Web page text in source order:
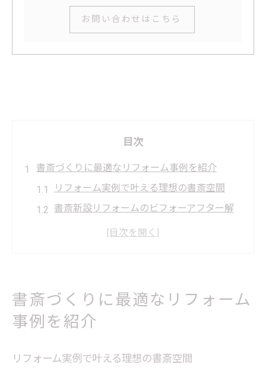
お問い合わせはこちら
目次
書斎づくりに最適なリフォーム事例を紹介
リフォーム実例で叶える理想の書斎空間
書斎新設リフォームのビフォーアフター解
福島の気候に合う快適な書斎空間を実現
リフォームで断熱性を高める書斎の作り方
採光と換気に配慮した快適書斎リフォーム
書斎づくりに最適なリフォーム
事例を紹介
リフォーム実例で叶える理想の書斎空間